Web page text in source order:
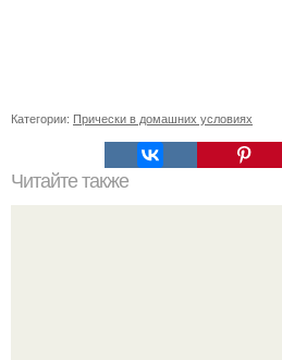
Категории: Прически в домашних условиях
Читайте также